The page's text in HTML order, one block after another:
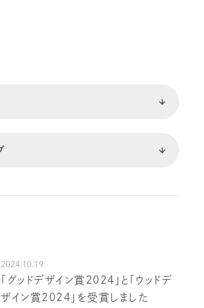
2024.10.19
「グッドデザイン賞2024」と「ウッドデ
ザイン賞2024」を受賞しました